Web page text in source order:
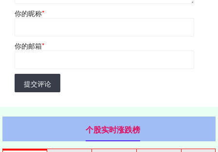
你的昵称*
你的邮箱*
提交评论
个股实时涨跌榜